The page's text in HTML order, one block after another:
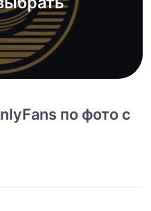
по фото с